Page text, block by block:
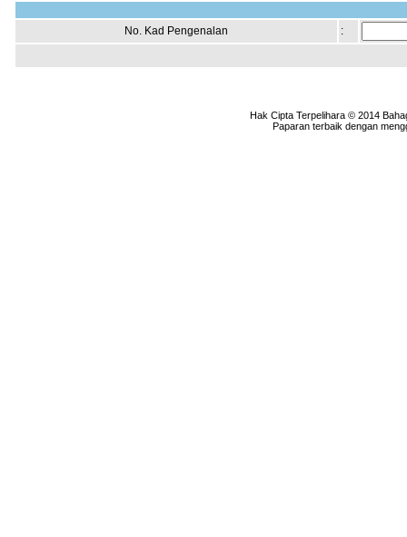
No. Kad Pengenalan :
Hak Cipta Terpelihara © 2014
Paparan terbaik dengan